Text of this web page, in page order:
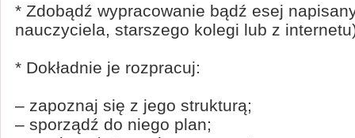
* Zdobądź wypracowanie bądź esej
nauczyciela, starszego kolegi lub z
* Dokładnie je rozpracuj:
– zapoznaj się z jego strukturą;
– sporządź do niego plan;